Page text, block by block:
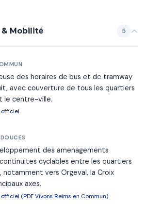
Mobilité 5
des horaires de bus et de tramway
avec couverture de tous les quartiers
le centre-ville.
des amenagements
cyclables entre les quartiers
vers Orgeval, la Croix
axes.
(PDF Vivons Reims en Commun)